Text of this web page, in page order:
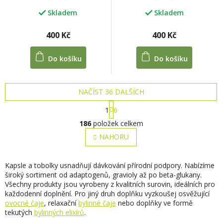
Skladem
400 Kč
Do košíku
Skladem
400 Kč
Do košíku
O
v
l
á
a
c
í
p
r
NAČÍST 36 DALŠÍCH
S
t
r
á
n
k
v
á
n
í
1
6
186položek celkem
NAHORU
Kapsle a tobolky usnadňují dávkování přírodní podpory. Nabízíme
široký sortiment od adaptogenů, gravioly až po beta-glukany.
Všechny produkty jsou vyrobeny z kvalitních surovin, ideálních pro
každodenní doplnění. Pro jiný druh doplňku vyzkoušej osvěžující
ovocné čaje, relaxačníbylinné čaje nebo doplňky ve formě
tekutých bylinných elixírů.